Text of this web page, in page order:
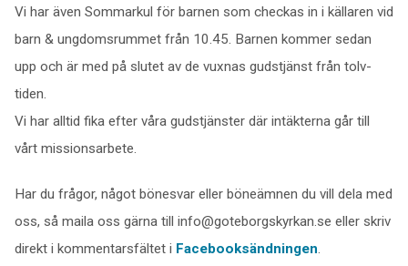
Vi har även Sommarkul för barnen som checkas in i källaren vid
barn & ungdomsrummet från 10.45. Barnen kommer sedan
upp och är med på slutet av de vuxnas gudstjänst från tolv-
tiden.
Vi har alltid fika efter våra gudstjänster där intäkterna går till
vårt missionsarbete.
Har du frågor, något bönesvar eller böneämnen du vill dela med
oss, så maila oss gärna till info@goteborgskyrkan.se eller skriv
direkt i kommentarsfältet i Facebooksändningen.